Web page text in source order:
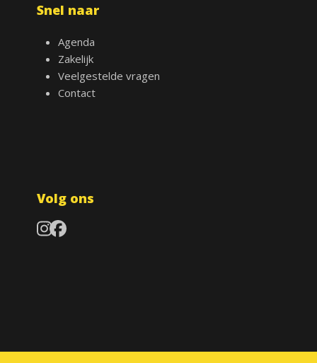
Snel naar
Agenda
Zakelijk
Veelgestelde vragen
Contact
Volg ons
Instagram
Facebook